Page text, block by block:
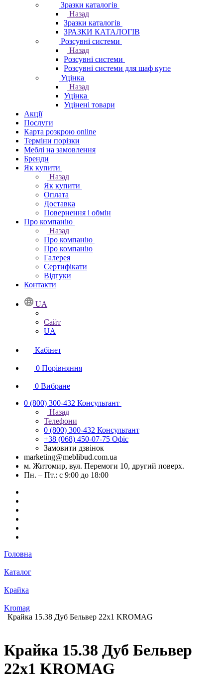
Зразки каталогів
Назад
Зразки каталогів
ЗРАЗКИ КАТАЛОГІВ
Розсувні системи
Назад
Розсувні системи
Розсувні системи для шаф купе
Уцінка
Назад
Уцінка
Уцінені товари
Акції
Послуги
Карта розкрою online
Терміни порізки
Меблі на замовлення
Бренди
Як купити
Назад
Як купити
Оплата
Доставка
Повернення і обмін
Про компанію
Назад
Про компанію
Про компанію
Галерея
Сертифікати
Відгуки
Контакти
UA
Сайт
UA
Кабінет
0 Порівняння
0 Вибране
0 (800) 300-432 Консультант
Назад
Телефони
0 (800) 300-432 Консультант
+38 (068) 450-07-75 Офіс
Замовити дзвінок
marketing@meblibud.com.ua
м. Житомир, вул. Перемоги 10, другий поверх.
Пн. – Пт.: с 9:00 до 18:00
Головна
Каталог
Крайка
Kromag
Крайка 15.38 Дуб Бельвер 22х1 KROMAG
Крайка 15.38 Дуб Бельвер
22х1 KROMAG